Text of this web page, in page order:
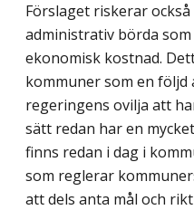
Förslaget riskerar
administrativ börda
ekonomisk kostnad.
kommuner som en följd
regeringens ovilja att
sätt redan har en
finns redan i dag i
som reglerar
att dels anta mål och